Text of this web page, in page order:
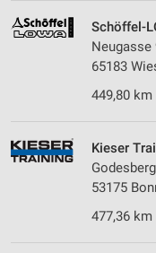
Schöffel-
Neugasse
65183
449,80 km
Kieser
53175
477,36 km